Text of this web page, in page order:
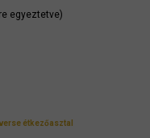
egyeztetve)
étkezőasztal